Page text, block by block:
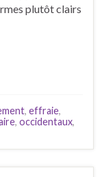
plutôt clairs
, effraie,
, occidentaux,